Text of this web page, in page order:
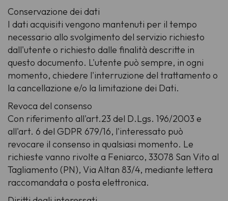
Conservazione dei dati
I dati acquisiti vengono mantenuti per il tempo
necessario allo svolgimento del servizio richiesto
dall'utente o richiesto dalle finalità descritte in
questo documento. L'utente può sempre, in ogni
momento, chiedere l'interruzione del trattamento o
la cancellazione e/o la limitazione dei Dati.
Revoca del consenso
Con riferimento all'art.23 del D.Lgs. 196/2003 e
all'art. 6 del GDPR 679/16, l'interessato può
revocare il consenso in qualsiasi momento. Le
richieste vanno rivolte a Feniarco, 33078 San Vito al
Tagliamento (PN), Via Altan 83/4, mediante lettera
raccomandata o posta elettronica.